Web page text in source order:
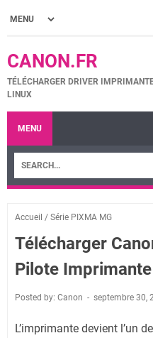
CANON.FR
TÉLÉCHARGER DRIVER
LINUX
MENU
Accueil / Série PIXMA MG
Télécharger
Pilote Imprimante
Posted by: Canon septembre 30,
L’imprimante devient l’un